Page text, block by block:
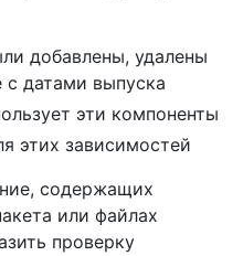
добавлены, удалены
датами выпуска
эти компоненты
этих зависимостей
содержащих
или файлах
проверку